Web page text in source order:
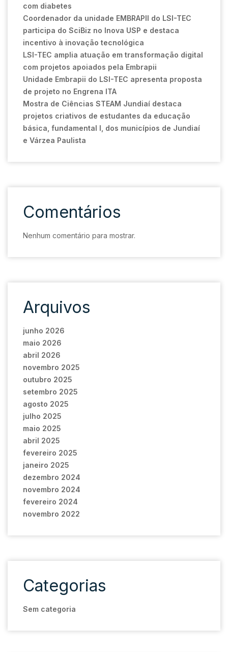
com diabetes
Coordenador da unidade EMBRAPII do LSI-TEC
participa do SciBiz no Inova USP e destaca
incentivo à inovação tecnológica
LSI-TEC amplia atuação em transformação digital
com projetos apoiados pela Embrapii
Unidade Embrapii do LSI-TEC apresenta proposta
de projeto no Engrena ITA
Mostra de Ciências STEAM Jundiaí destaca
projetos criativos de estudantes da educação
básica, fundamental I, dos municípios de Jundiaí
e Várzea Paulista
Comentários
Nenhum comentário para mostrar.
Arquivos
junho 2026
maio 2026
abril 2026
novembro 2025
outubro 2025
setembro 2025
agosto 2025
julho 2025
maio 2025
abril 2025
fevereiro 2025
janeiro 2025
dezembro 2024
novembro 2024
fevereiro 2024
novembro 2022
Categorias
Sem categoria